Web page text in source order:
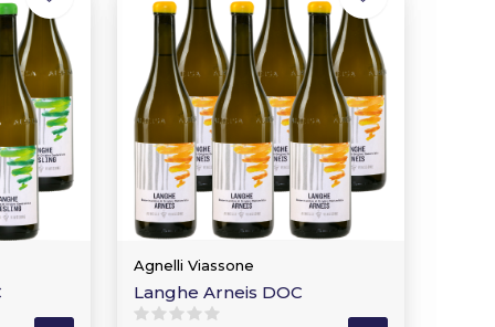
Agnelli Viassone
Langhe Arneis DOC